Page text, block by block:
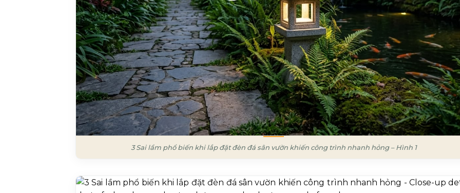
3 Sai lầm phổ biến khi lắp đặt đèn đá sân vườn khiến công trình nhanh hỏng – Hình 1